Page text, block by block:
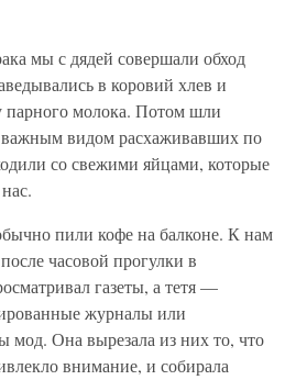
мы с дядей совершали обход
в коровий хлев и
парного молока. Потом шли
важным видом расхаживавших по
со свежими яйцами, которые
пили кофе на балконе. К нам
часовой прогулки в
газеты, а тетя —
журналы или
мод. Она вырезала из них то, что
внимание, и собирала